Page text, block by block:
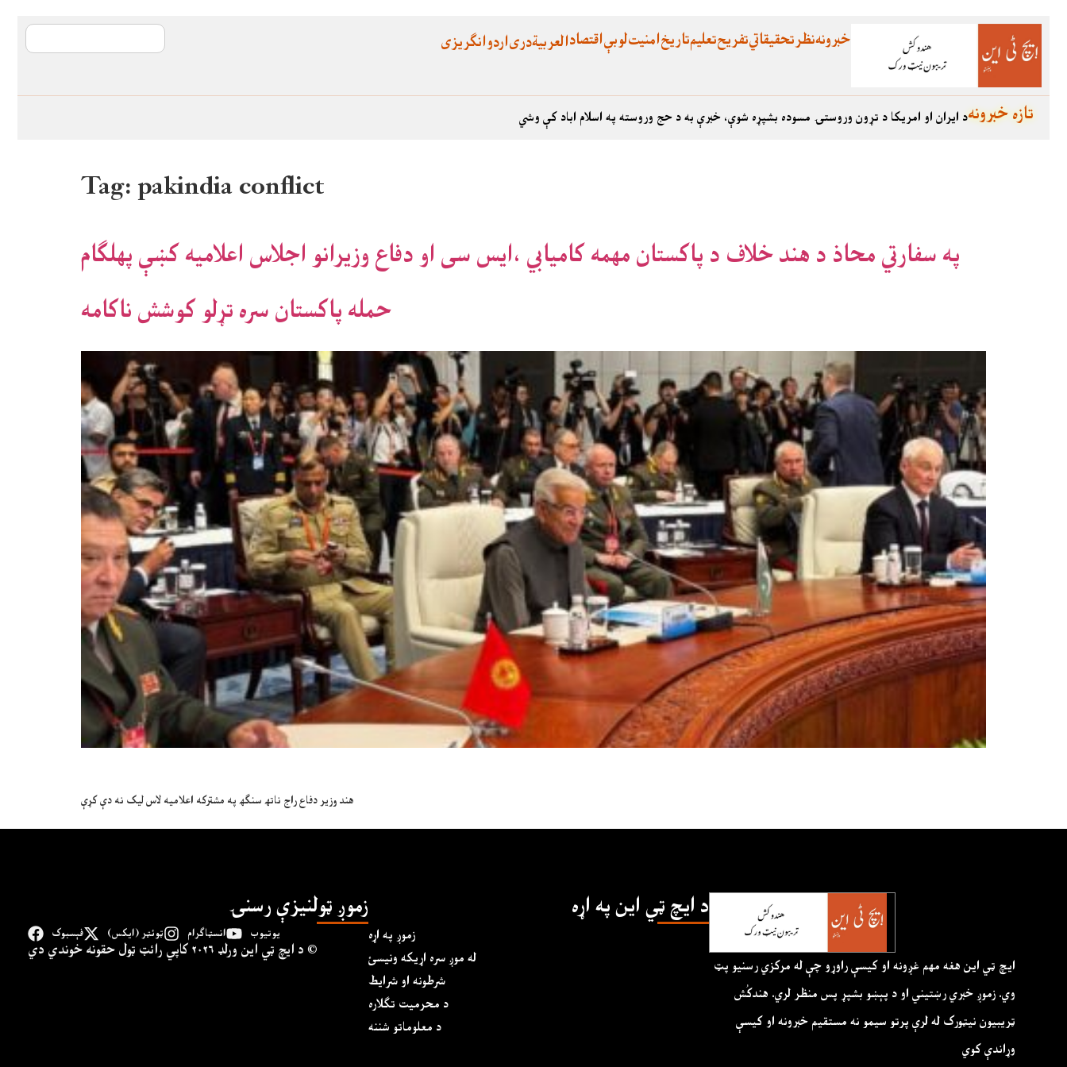
اقتصادلوبېامنیتتاریختعلیمتفریحتحقیقاتينظرخبرونه انگریزیاردودریالعربية
د ایران او امریکا د تړون وروستۍ مسوده بشپړه شوې، خبرې به د حج وروسته په اسلام اباد کې وشيتازه خبرونه
Tag:pakindia conflict
په سفارتي محاذ د هند خلاف د پاکستان مهمه کاميابي ،ايس سی او دفاع وزیرانو اجلاس اعلاميه کښې پهلګام
حمله پاکستان سره تړلو کوشش ناکامه
هند وزیر دفاع راج ناتھ سنګھ په مشترکه اعلامیه لاس ليک نه دې کړې
ايچ ټي اين هغه مهم غږونه او کيسې راوړو چې له مرکزي رسنيو پټ
وي. زموږ خبري رښتيني او د پېښو بشپړ پس منظر لري. هندکُش
ټريبيون نيټورک له لرې پرتو سيمو نه مستقيم خبرونه او کيسې
وړاندې کوي
د ايچ ټي اين په اړه
زموږ په اړه
له موږ سره اړیکه ونیسئ
شرطونه او شرایط
د محرمیت تګلاره
د معلوماتو شننه
زموږ ټولنیزې رسنۍ
فېسبوک ټوئټر (ایکس) انسټاګرام یوتیوب
د ايچ ټي اين وﺭلډ ۲۰۲۶ کاپي ﺭائټ ټول حقونه خوندي دي ©